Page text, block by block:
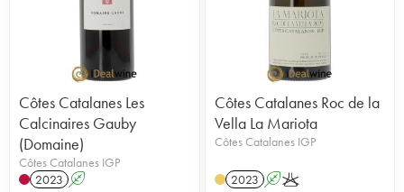
Côtes Catalanes Les
Calcinaires Gauby
(Domaine)
Côtes Catalanes IGP
2023 A
Côtes Catalanes Roc de la
Vella La Mariota
Côtes Catalanes IGP
2023 AK